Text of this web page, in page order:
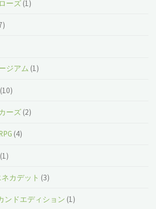
ーズ(1)
ジアム (1)
(10)
ーズ(2)
(4)
(1)
カデット (3)
ンドエディション (1)